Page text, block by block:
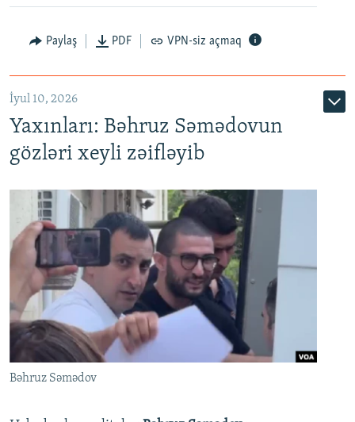
Paylaş PDF VPN-siz açmaq
İyul 10, 2026
Yaxınları: Bəhruz Səmədovun
gözləri xeyli zəifləyib
Bəhruz Səmədov